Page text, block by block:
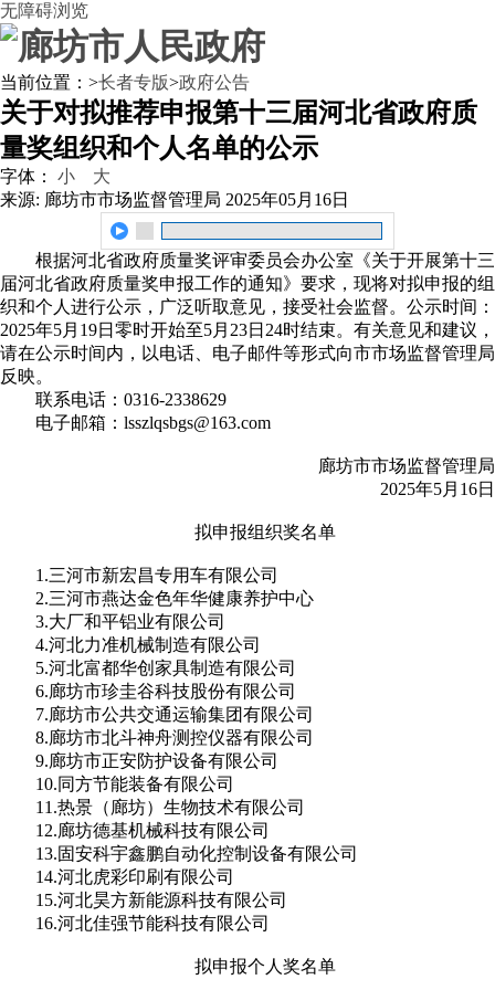
无障碍浏览
当前位置： >长者专版>政府公告
关于对拟推荐申报第十三届河北省政府质
量奖组织和个人名单的公示
字体： 小
大
来源: 廊坊市市场监督管理局 2025年05月16日
根据河北省政府质量奖评审委员会办公室《关于开展第十三
届河北省政府质量奖申报工作的通知》要求，现将对拟申报的组
织和个人进行公示，广泛听取意见，接受社会监督。公示时间：
2025年5月19日零时开始至5月23日24时结束。有关意见和建议，
请在公示时间内，以电话、电子邮件等形式向市市场监督管理局
反映。
联系电话：0316-2338629
电子邮箱：lsszlqsbgs@163.com
廊坊市市场监督管理局
2025年5月16日
拟申报组织奖名单
1.三河市新宏昌专用车有限公司
2.三河市燕达金色年华健康养护中心
3.大厂和平铝业有限公司
4.河北力准机械制造有限公司
5.河北富都华创家具制造有限公司
6.廊坊市珍圭谷科技股份有限公司
7.廊坊市公共交通运输集团有限公司
8.廊坊市北斗神舟测控仪器有限公司
9.廊坊市正安防护设备有限公司
10.同方节能装备有限公司
11.热景（廊坊）生物技术有限公司
12.廊坊德基机械科技有限公司
13.固安科宇鑫鹏自动化控制设备有限公司
14.河北虎彩印刷有限公司
15.河北昊方新能源科技有限公司
16.河北佳强节能科技有限公司
拟申报个人奖名单